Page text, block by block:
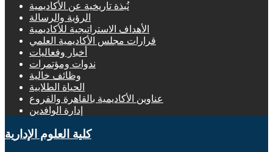
نُبذة تاريخية عن الأكاديمية
الرؤية والرسالة
الأهداف الاستراتيجية للأكاديمية
قرارات مجلس الأكاديمية العلمي
أخبار وفعاليات
ندوات ومؤتمرات
وظائف خالية
الحياة الطلابية
عناوين الأكاديمية بالقاهرة والفروع
إدارة الوافدين
كلية العلوم الإدارية